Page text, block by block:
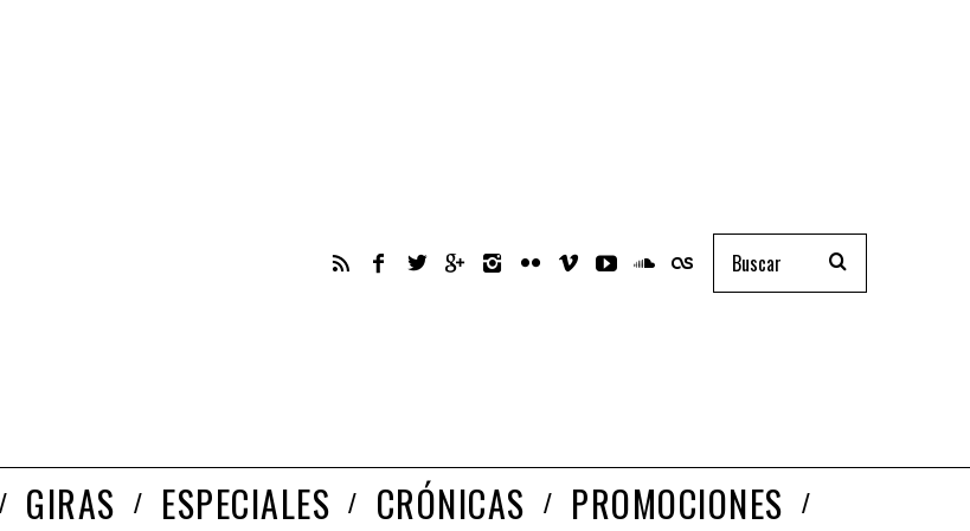
GIRAS ESPECIALES CRÓNICAS PROMOCIONES